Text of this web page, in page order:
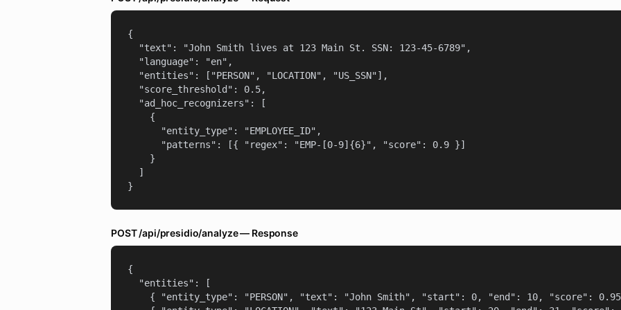
{
  "text": "John Smith lives at 123 Main St. SSN: 123-45-6789",
  "language": "en",
  "entities": ["PERSON", "LOCATION", "US_SSN"],
  "score_threshold": 0.5,
  "ad_hoc_recognizers": [
    {
      "entity_type": "EMPLOYEE_ID",
      "patterns": [{ "regex": "EMP-[0-9]{6}", "score": 0.9 }]
    }
  ]
}
POST /api/presidio/analyze — Response
{
  "entities": [
{ "entity_type": "PERSON", "text": "John Smith", "start": 0, "end": 10, "score":